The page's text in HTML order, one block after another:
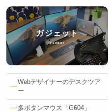
ガジェット
gadget
Webデザイナーのデスクツア
ー
多ボタンマウス「G604」